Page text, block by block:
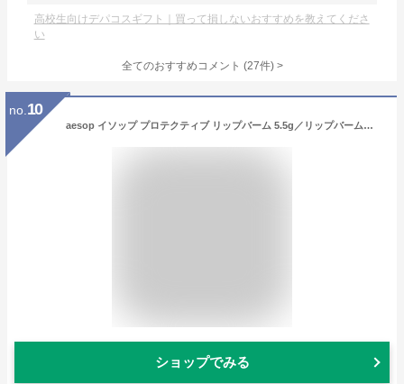
高校生向けデパコスギフト｜買って損しないおすすめを教えてくださ
い
全てのおすすめコメント (27件) >
no. 10
aesop イソップ プロテクティブ リップバーム 5.5g／リップバーム（SPF30 PA++） 正規品 敏感肌 リップケア デイリーケア リップクリーム
ショップでみる